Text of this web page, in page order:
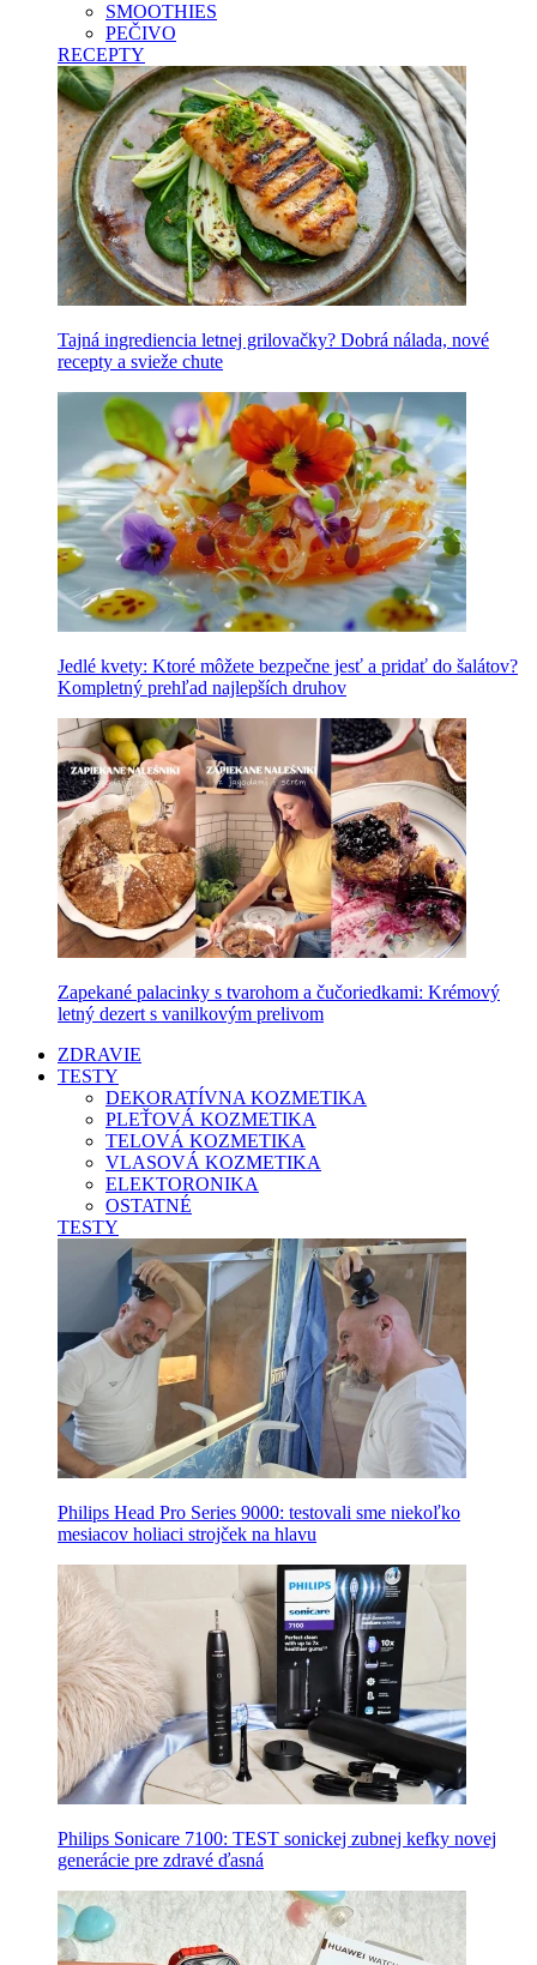
SMOOTHIES
PEČIVO
RECEPTY
Tajná ingrediencia letnej grilovačky? Dobrá nálada, nové
recepty a svieže chute
Jedlé kvety: Ktoré môžete bezpečne jesť a pridať do šalátov?
Kompletný prehľad najlepších druhov
Zapekané palacinky s tvarohom a čučoriedkami: Krémový
letný dezert s vanilkovým prelivom
ZDRAVIE
TESTY
DEKORATÍVNA KOZMETIKA
PLEŤOVÁ KOZMETIKA
TELOVÁ KOZMETIKA
VLASOVÁ KOZMETIKA
ELEKTORONIKA
OSTATNÉ
TESTY
Philips Head Pro Series 9000: testovali sme niekoľko
mesiacov holiaci strojček na hlavu
Philips Sonicare 7100: TEST sonickej zubnej kefky novej
generácie pre zdravé ďasná